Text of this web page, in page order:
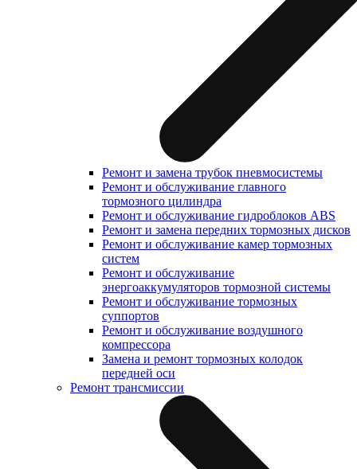
Ремонт и замена трубок пневмосистемы
Ремонт и обслуживание главного
тормозного цилиндра
Ремонт и обслуживание гидроблоков ABS
Ремонт и замена передних тормозных дисков
Ремонт и обслуживание камер тормозных
систем
Ремонт и обслуживание
энергоаккумуляторов тормозной системы
Ремонт и обслуживание тормозных
суппортов
Ремонт и обслуживание воздушного
компрессора
Замена и ремонт тормозных колодок
передней оси
Ремонт трансмиссии